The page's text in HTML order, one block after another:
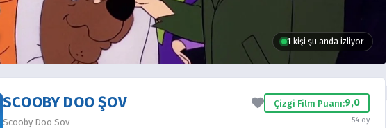
1 kişi şu anda izliyor
SCOOBY DOO ŞOV
Scooby Doo Sov
Çizgi Film Puanı:9,0
54 oy